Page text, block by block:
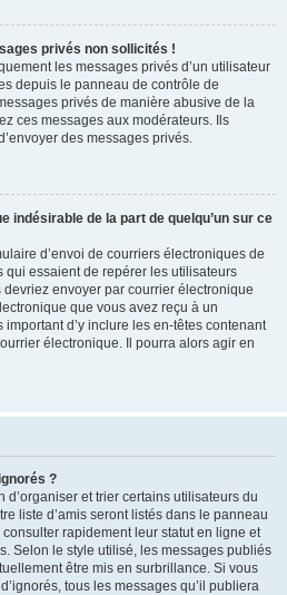
privés non sollicités !
les messages privés d’un utilisateur
depuis le panneau de contrôle de
privés de manière abusive de la
ces messages aux modérateurs. Ils
des messages privés.
indésirable de la part de quelqu’un sur ce
d’envoi de courriers électroniques de
qui essaient de repérer les utilisateurs
envoyer par courrier électronique
que vous avez reçu à un
d’y inclure les en-têtes contenant
électronique. Il pourra alors agir en
?
d’organiser et trier certains utilisateurs du
liste d’amis seront listés dans le panneau
rapidement leur statut en ligne et
Selon le style utilisé, les messages publiés
être mis en surbrillance. Si vous
tous les messages qu’il publiera